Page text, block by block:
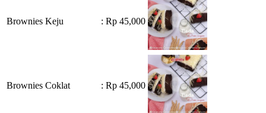
Brownies Keju : Rp 45,000
Brownies Coklat : Rp 45,000